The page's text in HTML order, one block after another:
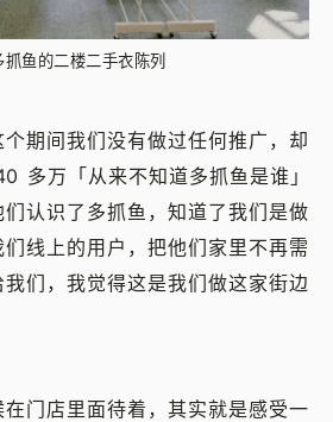
抓鱼的二楼二手衣陈列
期间我们没有做过任何推广，却
多万「从来不知道多抓鱼是谁」
认识了多抓鱼，知道了我们是做
线上的用户，把他们家里不再需
们，我觉得这是我们做这家街边
门店里面待着，其实就是感受一